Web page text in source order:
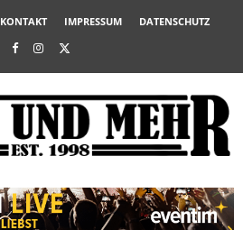
KONTAKT IMPRESSUM DATENSCHUTZ